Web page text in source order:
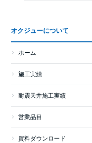
オクジューについて
ホーム
施工実績
耐震天井施工実績
営業品目
資料ダウンロード